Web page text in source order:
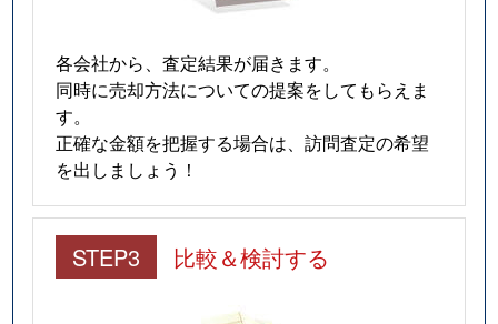
各会社から、査定結果が届きます。
同時に売却方法についての提案をしてもらえま
す。
正確な金額を把握する場合は、訪問査定の希望
を出しましょう！
STEP3 比較＆検討する